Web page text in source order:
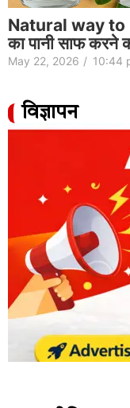
Natural way
का पानी साफ करने
May 22, 2026 / 10:44
विज्ञापन